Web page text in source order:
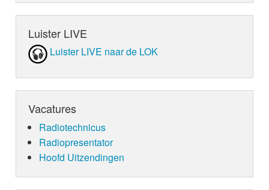
Luister LIVE
Luister LIVE naar de LOK
Vacatures
Radiotechnicus
Radiopresentator
Hoofd Uitzendingen